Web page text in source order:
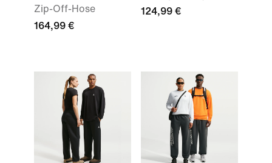
Zip-Off-Hose
164,99 €
124,99 €